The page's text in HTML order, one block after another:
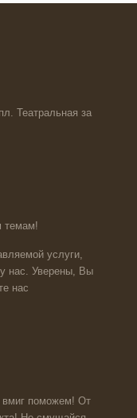
Театральная за
темам!
услуги,
у нас. Уверены, Вы
нас
вмиг поможем! От